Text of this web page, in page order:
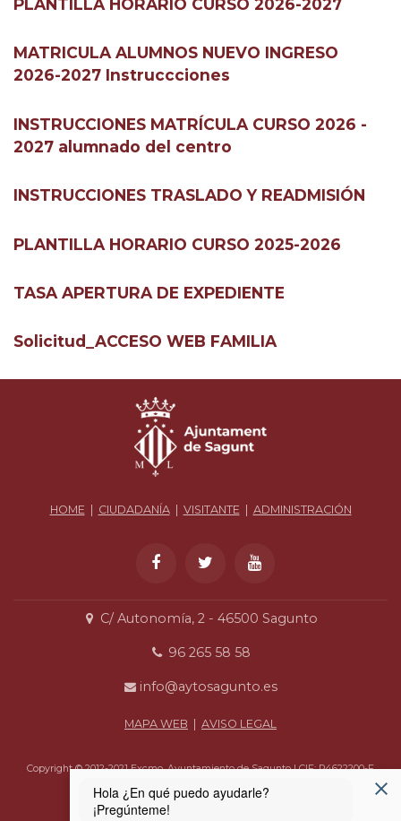
PLANTILLA HORARIO CURSO 2026-2027
MATRICULA ALUMNOS NUEVO INGRESO
2026-2027 Instruccciones
INSTRUCCIONES MATRÍCULA CURSO 2026 -
2027 alumnado del centro
INSTRUCCIONES TRASLADO Y READMISIÓN
PLANTILLA HORARIO CURSO 2025-2026
TASA APERTURA DE EXPEDIENTE
Solicitud_ACCESO WEB FAMILIA
HOME| CIUDADANÍA| VISITANTE| ADMINISTRACIÓN
C/ Autonomía, 2 - 46500 Sagunto
96 265 58 58
info@aytosagunto.es
MAPA WEB AVISO LEGAL
Copyright © 2012-2021 Excmo. Ayuntamiento de Sagunto | CIF: P4622200-F